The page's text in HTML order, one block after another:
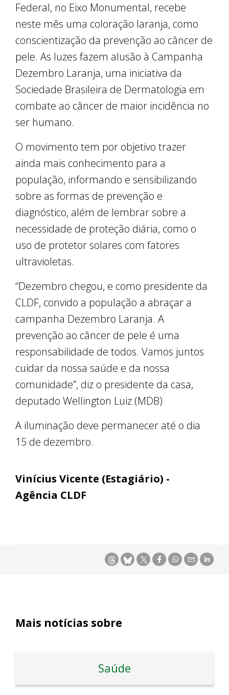
Federal, no Eixo Monumental, recebe
neste mês uma coloração laranja, como
conscientização da prevenção ao câncer de
pele. As luzes fazem alusão à Campanha
Dezembro Laranja, uma iniciativa da
Sociedade Brasileira de Dermatologia em
combate ao câncer de maior incidência no
ser humano.
O movimento tem por objetivo trazer
ainda mais conhecimento para a
população, informando e sensibilizando
sobre as formas de prevenção e
diagnóstico, além de lembrar sobre a
necessidade de proteção diária, como o
uso de protetor solares com fatores
ultravioletas.
“Dezembro chegou, e como presidente da
CLDF, convido a população a abraçar a
campanha Dezembro Laranja. A
prevenção ao câncer de pele é uma
responsabilidade de todos. Vamos juntos
cuidar da nossa saúde e da nossa
comunidade”, diz o presidente da casa,
deputado Wellington Luiz (MDB)
A iluminação deve permanecer até o dia
15 de dezembro.
Vinícius Vicente (Estagiário) -
Agência CLDF
Mais notícias sobre
Saúde